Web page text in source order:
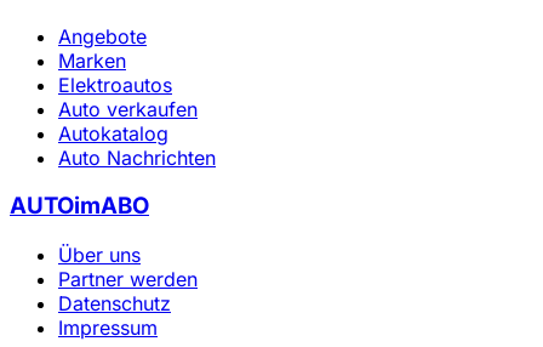
Angebote
Marken
Elektroautos
Auto verkaufen
Autokatalog
Auto Nachrichten
AUTOimABO
Über uns
Partner werden
Datenschutz
Impressum